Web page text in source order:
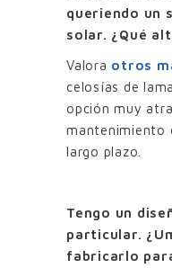
queriendo un
solar. ¿Qué
Valora otros
celosías de
opción muy
mantenimiento
largo plazo.
Tengo un
particular.
fabricarlo